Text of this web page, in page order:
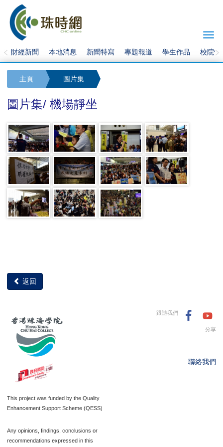
財經新聞 本地消息 新聞特寫 專題報道 學生作品 校院快
主頁 圖片集
圖片集/ 機場靜坐
返回
This project was funded by the Quality
Enhancement Support Scheme (QESS)
Any opinions, findings, conclusions or
recommendations expressed in this
跟隨我們
分享
聯絡我們